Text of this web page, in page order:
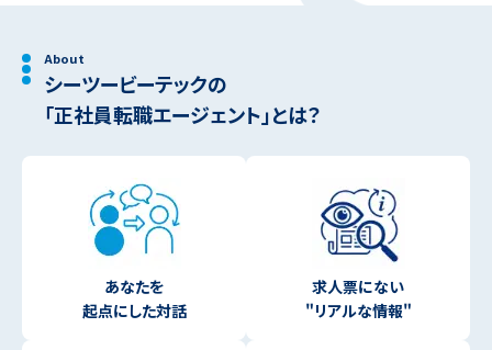
About
シーツービーテックの
「正社員転職エージェント」とは？
あなたを
起点にした対話
求人票にない
"リアルな情報"